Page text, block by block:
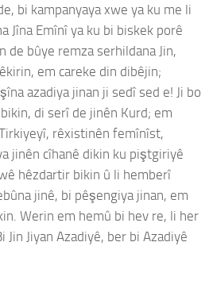
bi kampanyaya xwe ya ku me li
Jîna Emînî ya ku bi biskek porê
de bûye remza serhildana Jin,
em careke din dibêjin;
azadiya jinan ji sedî sed e! Ji bo
di serî de jinên Kurd; em
rêxistinên femînîst,
jinên cîhanê dikin ku piştgiriyê
hêzdartir bikin û li hemberî
jinê, bi pêşengiya jinan, em
Werin em hemû bi hev re, li her
Jiyan Azadiyê, ber bi Azadiyê